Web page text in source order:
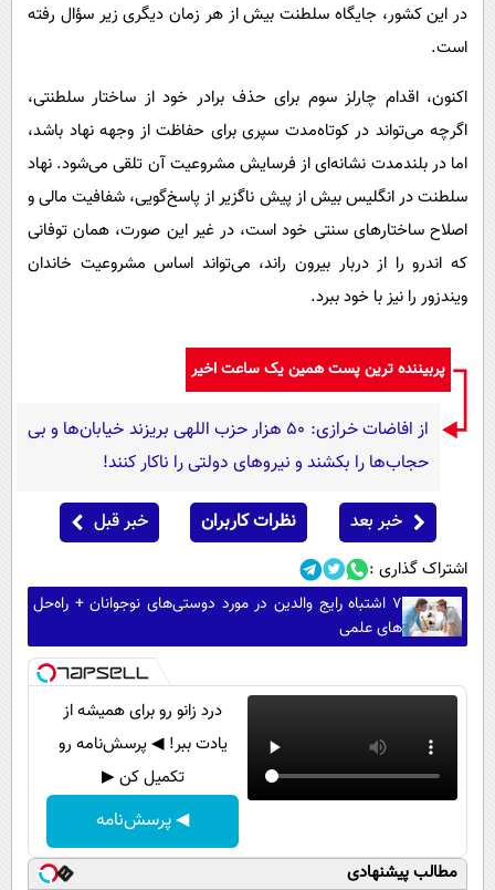
در این کشور، جایگاه سلطنت بیش از هر زمان دیگری زیر سؤال رفته
است.
اکنون، اقدام چارلز سوم برای حذف برادر خود از ساختار سلطنتی،
اگرچه می‌تواند در کوتاه‌مدت سپری برای حفاظت از وجهه نهاد باشد،
اما در بلندمدت نشانه‌ای از فرسایش مشروعیت آن تلقی می‌شود. نهاد
سلطنت در انگلیس بیش از پیش ناگزیر از پاسخ‌گویی، شفافیت مالی و
اصلاح ساختارهای سنتی خود است، در غیر این صورت، همان توفانی
که اندرو را از دربار بیرون راند، می‌تواند اساس مشروعیت خاندان
ویندزور را نیز با خود ببرد.
پربیننده ترین پست همین یک ساعت اخیر
از افاضات خرازی: ۵۰ هزار حزب اللهی بریزند خیابان‌ها و بی
حجاب‌ها را بکشند و نیرو‌های دولتی را ناکار کنند!
خبر بعد نظرات کاربران خبر قبل
اشتراک گذاری :
۷ اشتباه رایج والدین در مورد دوستی‌های نوجوانان + راه‌حل
های علمی
درد زانو رو برای همیشه از
یادت ببر! ◀ پرسش‌نامه رو
تکمیل کن ▶
◀ پرسش‌نامه
مطالب پیشنهادی